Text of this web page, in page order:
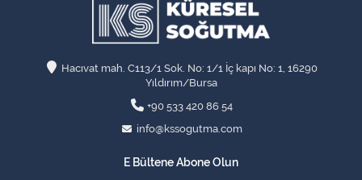
Hacıvat mah. C113/1 Sok. No: 1/1 İç kapı No: 1, 16290
Yıldırım/Bursa
+90 533 420 86 54
info@kssogutma.com
E Bültene Abone Olun